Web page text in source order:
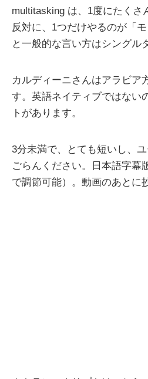
multitasking は、1度にたくさ
反対に、1つだけやるのが「
と一般的な言い方はシングル
カルディーニさんはアラビア
す。英語ネイティブではない
トがあります。
3分未満で、とても短いし、
ごらんください。日本語字幕
で調節可能）。動画のあとに